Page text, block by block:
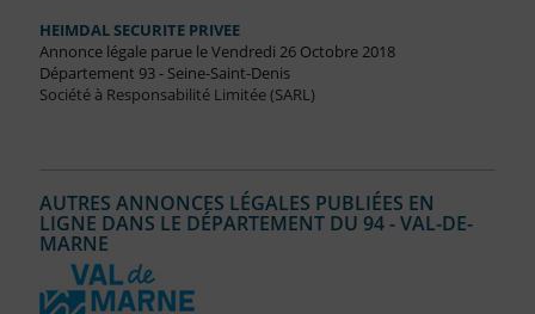
HEIMDAL SECURITE PRIVEE
Annonce légale parue le Vendredi 26 Octobre 2018
Département 93 - Seine-Saint-Denis
Société à Responsabilité Limitée (SARL)
AUTRES ANNONCES LÉGALES PUBLIÉES EN
LIGNE DANS LE DÉPARTEMENT DU 94 - VAL-DE-
MARNE